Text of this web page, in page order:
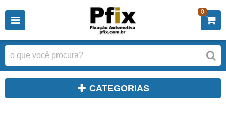
0
CATEGORIAS